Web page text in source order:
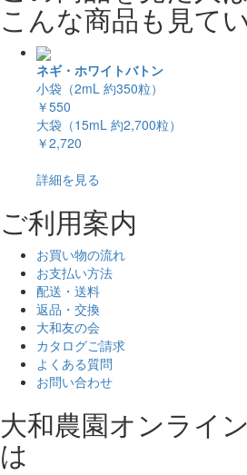
こんな商品も見て
ネギ・ホワイトバトン
小袋（2mL 約350粒）
￥550
大袋（15mL 約2,700粒）
￥2,720
詳細を見る
ご利用案内
お買い物の流れ
お支払い方法
配送・送料
返品・交換
大和友の会
カタログご請求
よくある質問
お問い合わせ
大和農園オンライ
は